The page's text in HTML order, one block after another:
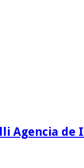
Agencia de